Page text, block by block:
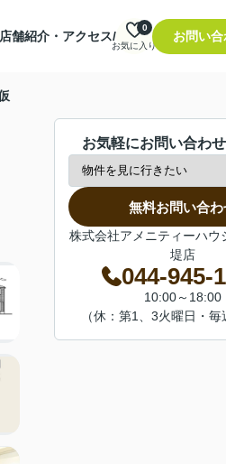
店舗紹介・アクセス/
お気に入り
0
お問い合
お気軽にお問い合わ
無料お問い合わ
株式会社アメニティーハ
堤店
044-945-
10:00～18:00
（休：第1、3火曜日・毎